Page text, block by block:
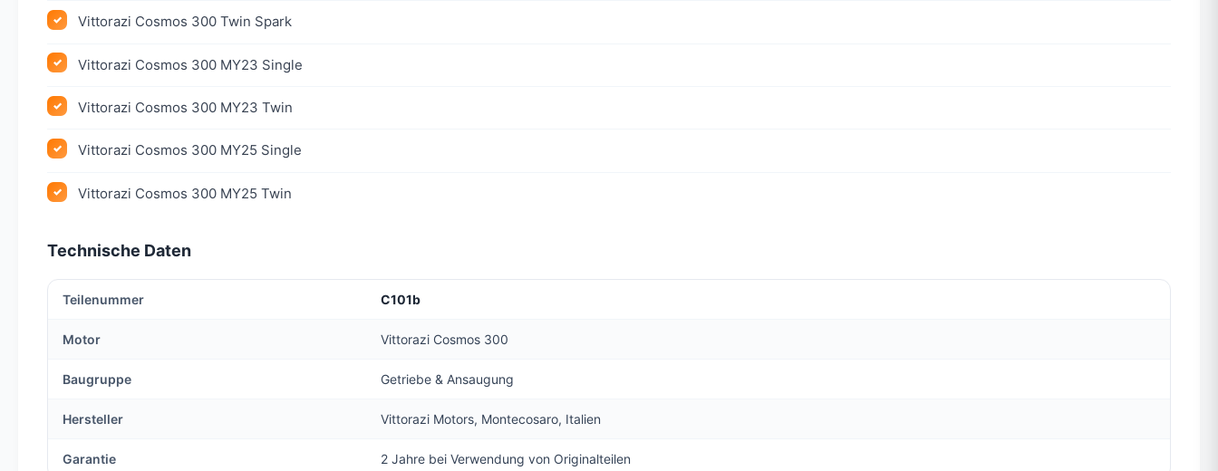
Vittorazi Cosmos 300 Twin Spark
Vittorazi Cosmos 300 MY23 Single
Vittorazi Cosmos 300 MY23 Twin
Vittorazi Cosmos 300 MY25 Single
Vittorazi Cosmos 300 MY25 Twin
Technische Daten
Teilenummer C101b
Motor Vittorazi Cosmos 300
Baugruppe Getriebe & Ansaugung
Hersteller Vittorazi Motors, Montecosaro, Italien
Garantie 2 Jahre bei Verwendung von Originalteilen